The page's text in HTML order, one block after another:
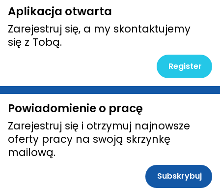
Aplikacja otwarta
Zarejestruj się, a my skontaktujemy
się z Tobą.
Register
Powiadomienie o pracę
Zarejestruj się i otrzymuj najnowsze
oferty pracy na swoją skrzynkę
mailową.
Subskrybuj